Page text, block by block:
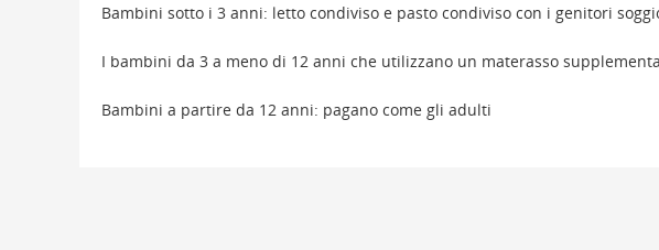
Bambini sotto i 3 anni: letto condiviso e pasto condiviso con i genitori
I bambini da 3 a meno di 12 anni che utilizzano un materasso
Bambini a partire da 12 anni: pagano come gli adulti